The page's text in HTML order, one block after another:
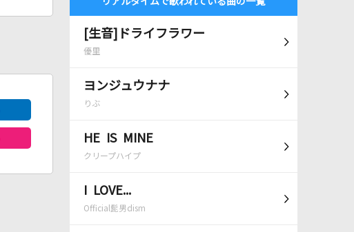
[生音]ドライフラワー
優里
ヨンジュウナナ
りぶ
HE IS MINE
クリープハイプ
I LOVE...
Official髭男dism